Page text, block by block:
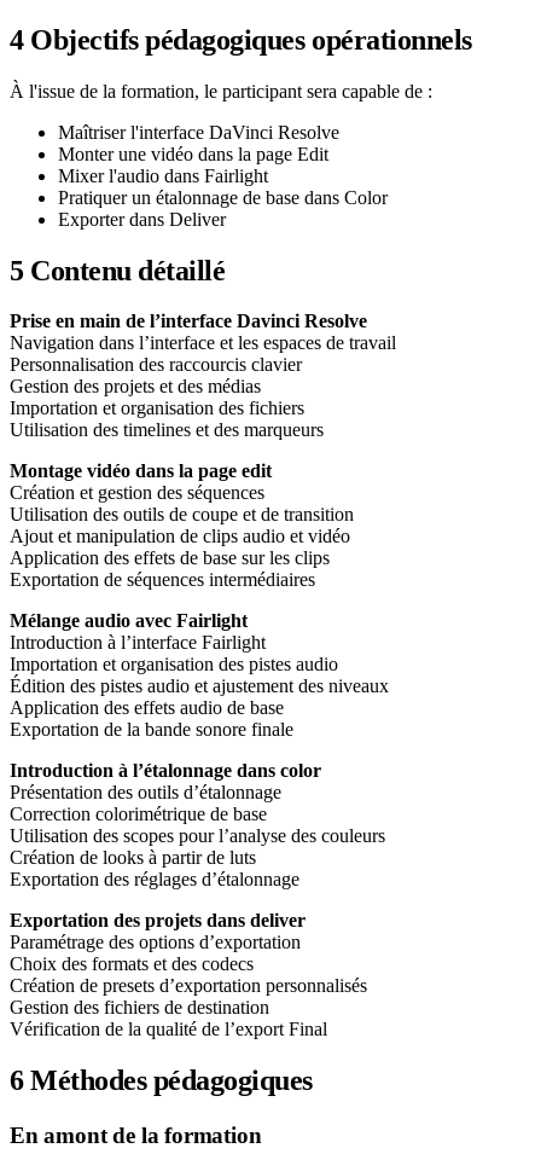
4Objectifs pédagogiques opérationnels
À l'issue de la formation, le participant sera capable de :
Maîtriser l'interface DaVinci Resolve
Monter une vidéo dans la page Edit
Mixer l'audio dans Fairlight
Pratiquer un étalonnage de base dans Color
Exporter dans Deliver
5Contenu détaillé
Prise en main de l’interface Davinci Resolve
Navigation dans l’interface et les espaces de travail
Personnalisation des raccourcis clavier
Gestion des projets et des médias
Importation et organisation des fichiers
Utilisation des timelines et des marqueurs
Montage vidéo dans la page edit
Création et gestion des séquences
Utilisation des outils de coupe et de transition
Ajout et manipulation de clips audio et vidéo
Application des effets de base sur les clips
Exportation de séquences intermédiaires
Mélange audio avec Fairlight
Introduction à l’interface Fairlight
Importation et organisation des pistes audio
Édition des pistes audio et ajustement des niveaux
Application des effets audio de base
Exportation de la bande sonore finale
Introduction à l’étalonnage dans color
Présentation des outils d’étalonnage
Correction colorimétrique de base
Utilisation des scopes pour l’analyse des couleurs
Création de looks à partir de luts
Exportation des réglages d’étalonnage
Exportation des projets dans deliver
Paramétrage des options d’exportation
Choix des formats et des codecs
Création de presets d’exportation personnalisés
Gestion des fichiers de destination
Vérification de la qualité de l’export Final
6Méthodes pédagogiques
En amont de la formation